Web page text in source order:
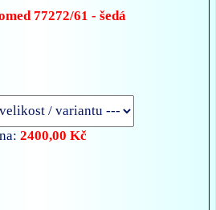
77272/61 - šedá
2400,00 Kč